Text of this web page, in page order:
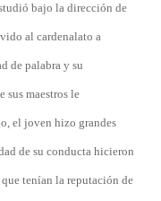
bajo la dirección de
al cardenalato a
de palabra y su
sus maestros le
el joven hizo grandes
de su conducta hicieron
tenían la reputación de